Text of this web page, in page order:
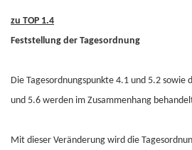
zu TOP 1.4
Feststellung der Tagesordnung
Die Tagesordnungspunkte 4.1 und 5.2 sowie
und 5.6 werden im Zusammenhang
Mit dieser Veränderung wird die